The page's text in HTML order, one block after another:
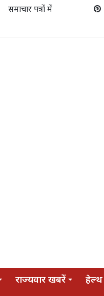
समाचार पत्रों में
राज्यवार खबरें
हेल्थ